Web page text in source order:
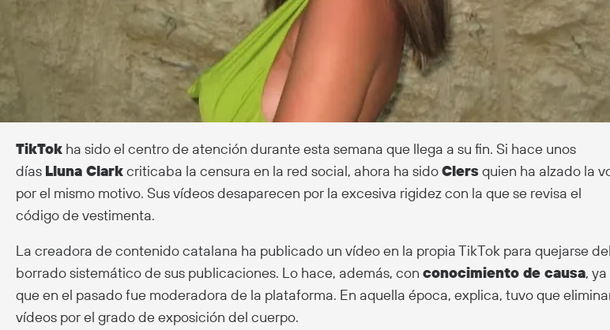
TikTok ha sido el centro de atención durante esta semana que llega a su fin. Si hace unos
días Lluna Clarkcriticaba la censura en la red social, ahora ha sidoClers quien ha alzado la
por el mismo motivo. Sus vídeos desaparecen por la excesiva rigidez con la que se revisa el
código de vestimenta.
La creadora de contenido catalana ha publicado un vídeo en la propia TikTok para quejarse del
borrado sistemático de sus publicaciones. Lo hace, además, con conocimiento de causa, ya
que en el pasado fue moderadora de la plataforma. En aquella época, explica, tuvo que
vídeos por el grado de exposición del cuerpo.